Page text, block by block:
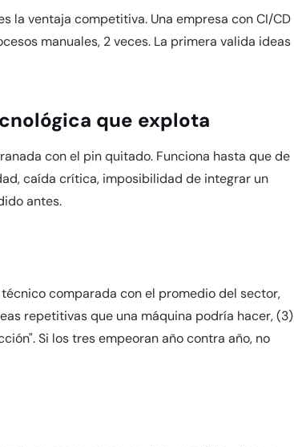
la ventaja competitiva. Una empresa con CI/CD
manuales, 2 veces. La primera valida ideas
que explota
con el pin quitado. Funciona hasta que de
caída crítica, imposibilidad de integrar un
antes.
comparada con el promedio del sector,
repetitivas que una máquina podría hacer, (3)
Si los tres empeoran año contra año, no